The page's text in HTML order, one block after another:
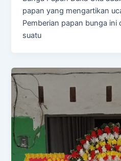
papan yang mengartikan
Pemberian papan bunga ini
suatu